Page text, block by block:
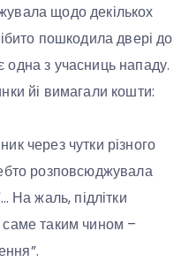
щодо декількох
пошкодила двері до
з учасниць нападу.
йі вимагали кошти:
через чутки різного
розповсюджувала
На жаль, підлітки
саме таким чином –